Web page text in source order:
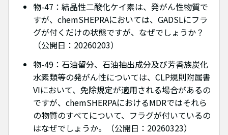
物-47：結晶性二酸化ケイ素は、発がん性物質で
すが、chemSHEPRAにおいては、GADSLにフラ
グが付くだけの状態ですが、なぜでしょうか？
（公開日：20260203）
物-49：石油留分、石油抽出成分及び芳香族炭化
水素類等の発がん性については、CLP規則附属書
VIにおいて、免除規定が適用される場合があるの
ですが、chemSHERPAにおけるMDRではそれら
の物質のすべてについて、フラグが付いているの
はなぜでしょうか。（公開日：20260323）